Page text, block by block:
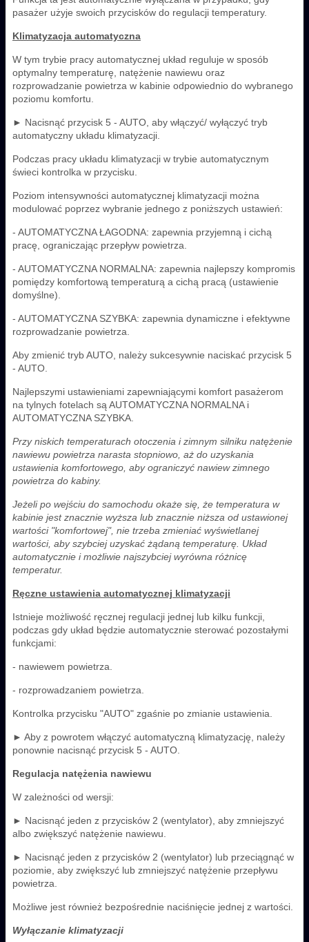
pasażer użyje swoich przycisków do regulacji temperatury.
Klimatyzacja automatyczna
W tym trybie pracy automatycznej układ reguluje w sposób
optymalny temperaturę, natężenie nawiewu oraz
rozprowadzanie powietrza w kabinie odpowiednio do wybranego
poziomu komfortu.
► Nacisnąć przycisk 5 - AUTO, aby włączyć/ wyłączyć tryb
automatyczny układu klimatyzacji.
Podczas pracy układu klimatyzacji w trybie automatycznym
świeci kontrolka w przycisku.
Poziom intensywności automatycznej klimatyzacji można
modulować poprzez wybranie jednego z poniższych ustawień:
- AUTOMATYCZNA ŁAGODNA: zapewnia przyjemną i cichą
pracę, ograniczając przepływ powietrza.
- AUTOMATYCZNA NORMALNA: zapewnia najlepszy kompromis
pomiędzy komfortową temperaturą a cichą pracą (ustawienie
domyślne).
- AUTOMATYCZNA SZYBKA: zapewnia dynamiczne i efektywne
rozprowadzanie powietrza.
Aby zmienić tryb AUTO, należy sukcesywnie naciskać przycisk 5
- AUTO.
Najlepszymi ustawieniami zapewniającymi komfort pasażerom
na tylnych fotelach są AUTOMATYCZNA NORMALNA i
AUTOMATYCZNA SZYBKA.
Przy niskich temperaturach otoczenia i zimnym silniku natężenie
nawiewu powietrza narasta stopniowo, aż do uzyskania
ustawienia komfortowego, aby ograniczyć nawiew zimnego
powietrza do kabiny.
Jeżeli po wejściu do samochodu okaże się, że temperatura w
kabinie jest znacznie wyższa lub znacznie niższa od ustawionej
wartości "komfortowej", nie trzeba zmieniać wyświetlanej
wartości, aby szybciej uzyskać żądaną temperaturę. Układ
automatycznie i możliwie najszybciej wyrówna różnicę
temperatur.
Ręczne ustawienia automatycznej klimatyzacji
Istnieje możliwość ręcznej regulacji jednej lub kilku funkcji,
podczas gdy układ będzie automatycznie sterować pozostałymi
funkcjami:
- nawiewem powietrza.
- rozprowadzaniem powietrza.
Kontrolka przycisku "AUTO" zgaśnie po zmianie ustawienia.
► Aby z powrotem włączyć automatyczną klimatyzację, należy
ponownie nacisnąć przycisk 5 - AUTO.
Regulacja natężenia nawiewu
W zależności od wersji:
► Nacisnąć jeden z przycisków 2 (wentylator), aby zmniejszyć
albo zwiększyć natężenie nawiewu.
► Nacisnąć jeden z przycisków 2 (wentylator) lub przeciągnąć w
poziomie, aby zwiększyć lub zmniejszyć natężenie przepływu
powietrza.
Możliwe jest również bezpośrednie naciśnięcie jednej z wartości.
Wyłączanie klimatyzacji